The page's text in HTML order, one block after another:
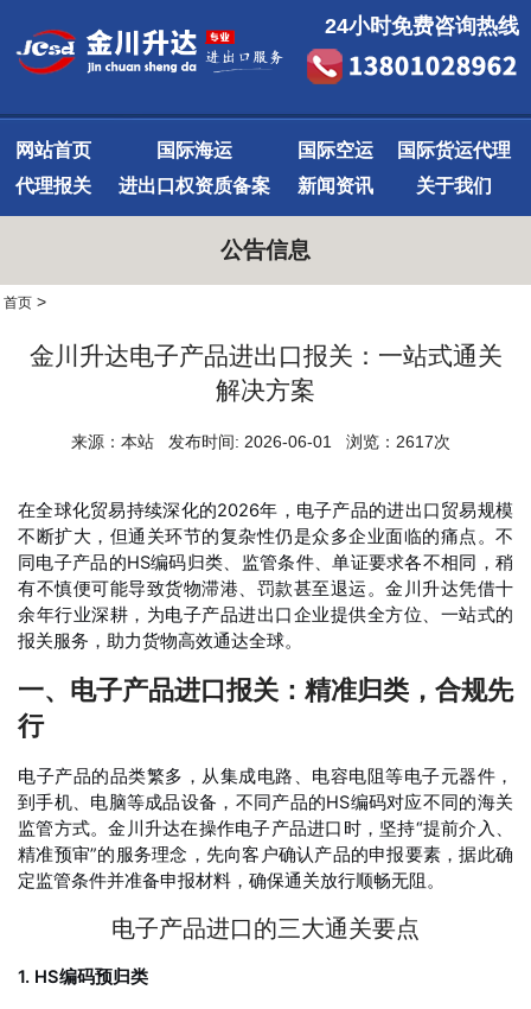
24小时免费咨询热线
网站首页 国际海运 国际空运
国际货运代理
代理报关
进出口权资质备案 新闻资讯 关于我们
公告信息
首页 >
金川升达电子产品进出口报关：一站式通关
解决方案
来源：本站 发布时间: 2026-06-01 浏览：2617次
在全球化贸易持续深化的2026年，电子产品的进出口贸易规模
不断扩大，但通关环节的复杂性仍是众多企业面临的痛点。不
同电子产品的HS编码归类、监管条件、单证要求各不相同，稍
有不慎便可能导致货物滞港、罚款甚至退运。金川升达凭借十
余年行业深耕，为电子产品进出口企业提供全方位、一站式的
报关服务，助力货物高效通达全球。
一、电子产品进口报关：精准归类，合规先
行
电子产品的品类繁多，从集成电路、电容电阻等电子元器件，
到手机、电脑等成品设备，不同产品的HS编码对应不同的海关
监管方式。金川升达在操作电子产品进口时，坚持“提前介入、
精准预审”的服务理念，先向客户确认产品的申报要素，据此确
定监管条件并准备申报材料，确保通关放行顺畅无阻。
电子产品进口的三大通关要点
1. HS编码预归类